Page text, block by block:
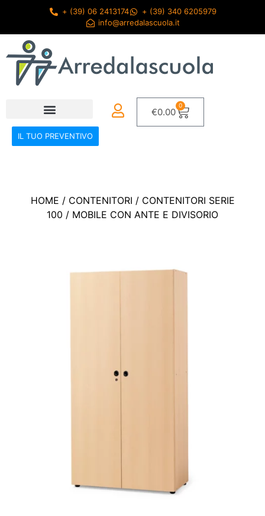
+ (39) 06 2413174
+ (39) 340 6205979
info@arredalascuola.it
€0.00
0
IL TUO PREVENTIVO
HOME / CONTENITORI / CONTENITORI SERIE
100 / MOBILE CON ANTE E DIVISORIO